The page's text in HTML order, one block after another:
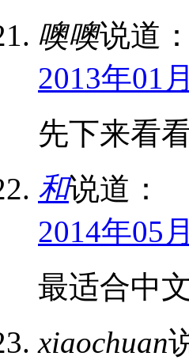
噢噢说道：
2013年01
先下来看
和说道：
2014年05
最适合中
xiaochuan